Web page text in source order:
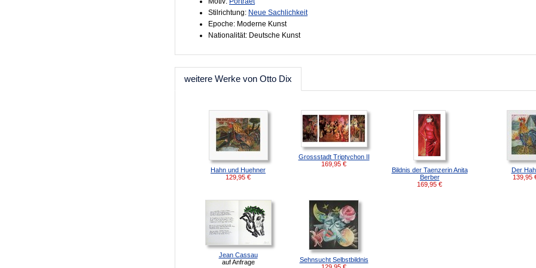
Stilrichtung: Neue Sachlichkeit
Epoche: Moderne Kunst
Nationalität: Deutsche Kunst
weitere Werke von Otto Dix
Hahn und Huehner
129,95 €
Grossstadt Triptychon II
169,95 €
Bildnis der Taenzerin Anita
Berber
169,95 €
Der
139,95
Jean Cassau
auf Anfrage
Sehnsucht Selbstbildnis